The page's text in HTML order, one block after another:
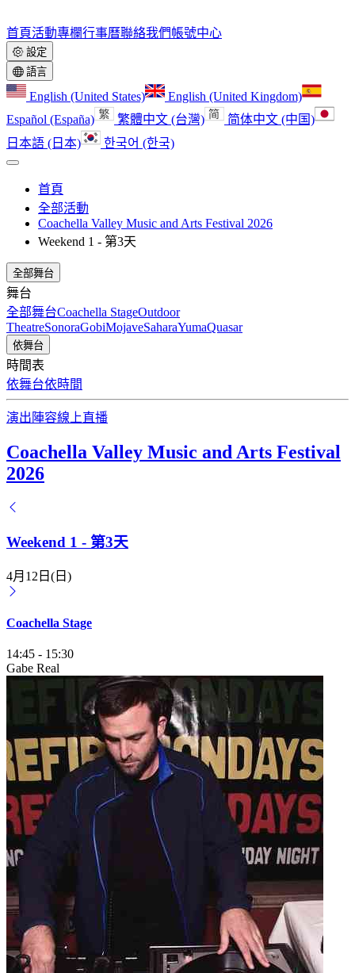
首頁活動專欄行事曆聯絡我們帳號中心
設定
語言
English (United States)
English (United Kingdom)
Español (España)
繁體中文 (台灣)
简体中文 (中国)
日本語 (日本)
한국어 (한국)
首頁
全部活動
Coachella Valley Music and Arts Festival 2026
Weekend 1 - 第3天
全部舞台
舞台
全部舞台Coachella StageOutdoor
TheatreSonoraGobiMojaveSaharaYumaQuasar
依舞台
時間表
依舞台依時間
演出陣容線上直播
Coachella Valley Music and Arts Festival
2026
Weekend 1 - 第3天
4月12日(日)
Coachella Stage
14:45 - 15:30
Gabe Real